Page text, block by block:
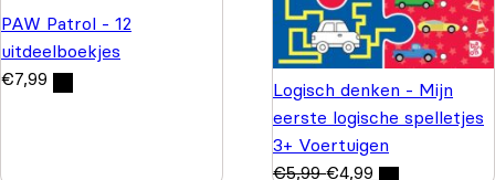
PAW Patrol - 12
uitdeelboekjes
€7,99
Logisch denken - Mijn
eerste logische spelletjes
3+ Voertuigen
€5,99 €4,99